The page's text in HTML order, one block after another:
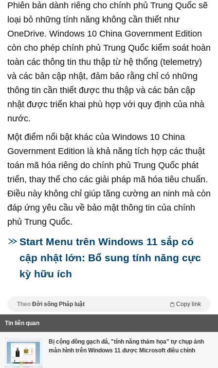
Phiên bản dành riêng cho chính phủ Trung Quốc sẽ
loại bỏ những tính năng không cần thiết như
OneDrive. Windows 10 China Government Edition
còn cho phép chính phủ Trung Quốc kiểm soát hoàn
toàn các thông tin thu thập từ hệ thống (telemetry)
và các bản cập nhật, đảm bảo rằng chỉ có những
thông tin cần thiết được thu thập và các bản cập
nhật được triển khai phù hợp với quy định của nhà
nước.
Một điểm nổi bật khác của Windows 10 China
Government Edition là khả năng tích hợp các thuật
toán mã hóa riêng do chính phủ Trung Quốc phát
triển, thay thế cho các giải pháp mã hóa tiêu chuẩn.
Điều này không chỉ giúp tăng cường an ninh mà còn
đáp ứng yêu cầu về bảo mật thông tin của chính
phủ Trung Quốc.
Start Menu trên Windows 11 sắp có
cập nhật lớn: Bổ sung tính năng cực
kỳ hữu ích
Theo Đời sống Pháp luật Copy link
Tin liên quan
Bị cộng đồng gạch đá, "tính năng thảm họa" tự chụp ảnh
màn hình trên Windows 11 được Microsoft điều chỉnh